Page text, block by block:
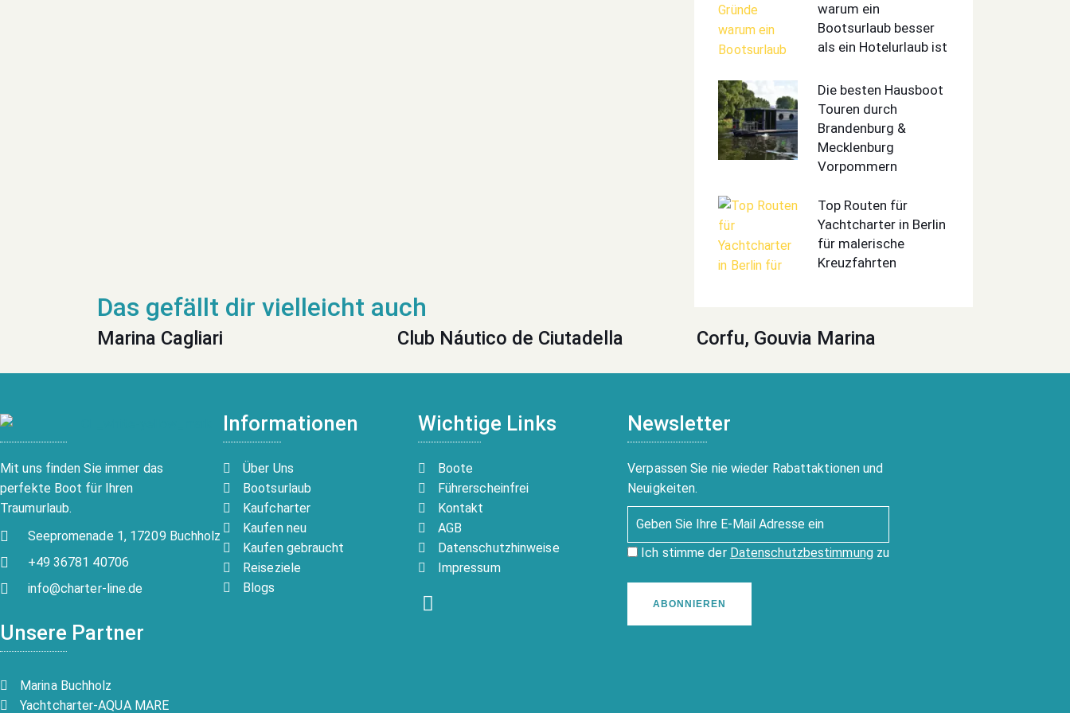
warum ein
Bootsurlaub besser
als ein Hotelurlaub ist
Die besten Hausboot
Touren durch
Brandenburg &
Mecklenburg
Vorpommern
Top Routen für
Yachtcharter in Berlin
für malerische
Kreuzfahrten
Marina Cagliari Club Náutico de Ciutadella Corfu, Gouvia Marina
Mit uns finden Sie immer das
perfekte Boot für Ihren
Traumurlaub.
Seepromenade 1, 17209 Buchholz
+49 36781 40706
info@charter-line.de
Unsere Partner
Marina Buchholz
Yachtcharter-AQUA MARE
Informationen
Über Uns
Bootsurlaub
Kaufcharter
Kaufen neu
Kaufen gebraucht
Reiseziele
Blogs
Wichtige Links
Boote
Führerscheinfrei
Kontakt
AGB
Datenschutzhinweise
Impressum
Newsletter
Verpassen Sie nie wieder Rabattaktionen und
Neuigkeiten.
Ich stimme der Datenschutzbestimmungzu
ABONNIEREN